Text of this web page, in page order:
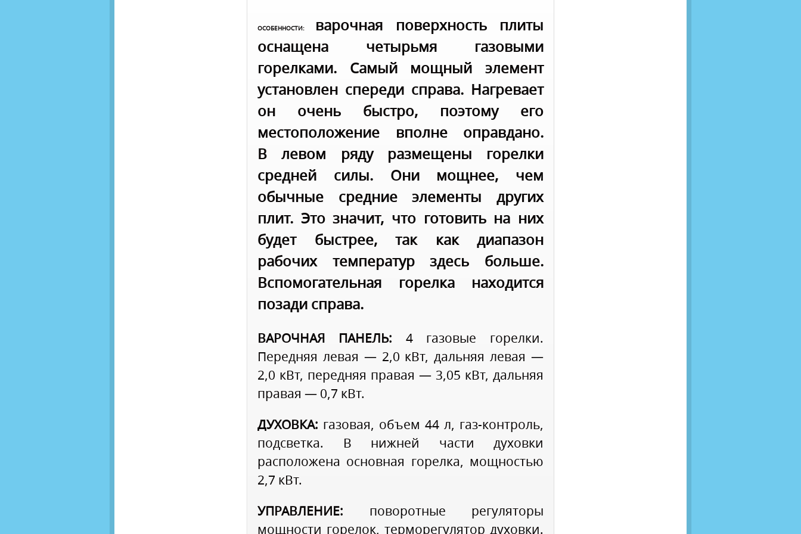
ОСОБЕННОСТИ:
варочная поверхность плиты
оснащена четырьмя газовыми
горелками. Самый мощный элемент
установлен спереди справа. Нагревает
он очень быстро, поэтому его
местоположение вполне оправдано.
В левом ряду размещены горелки
средней силы. Они мощнее, чем
обычные средние элементы других
плит. Это значит, что готовить на них
будет быстрее, так как диапазон
рабочих температур здесь больше.
Вспомогательная горелка находится
позади справа.
ВАРОЧНАЯ ПАНЕЛЬ: 4 газовые горелки.
Передняя левая — 2,0 кВт, дальняя левая —
2,0 кВт, передняя правая — 3,05 кВт, дальняя
правая — 0,7 кВт.
ДУХОВКА: газовая, объем 44 л, газ-контроль,
подсветка. В нижней части духовки
расположена основная горелка, мощностью
2,7 кВт.
УПРАВЛЕНИЕ: поворотные регуляторы
мощности горелок, терморегулятор духовки.